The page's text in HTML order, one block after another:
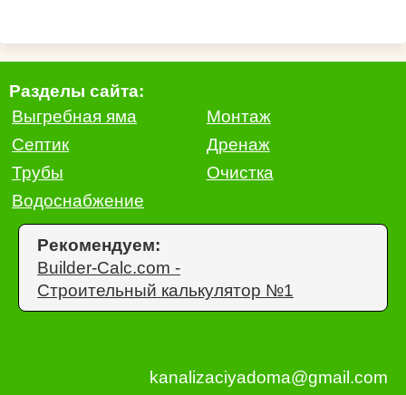
Разделы сайта:
Выгребная яма
Монтаж
Септик
Дренаж
Трубы
Очистка
Водоснабжение
Рекомендуем:
Builder-Calc.com -
Строительный калькулятор №1
kanalizaciyadoma@gmail.com